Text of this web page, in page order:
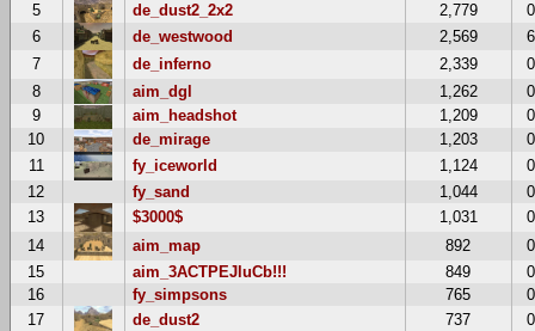
5
de_dust2_2x2 2,779
0
6
de_westwood 2,569
6
7
de_inferno 2,339
0
8
aim_dgl 1,262
0
9
aim_headshot 1,209
0
10
de_mirage 1,203
0
11
fy_iceworld 1,124
0
12
fy_sand 1,044
0
13
$3000$ 1,031
0
14
aim_map 892
0
15
aim_3ACTPEJluCb!!! 849
0
16
fy_simpsons 765
0
17
de_dust2 737
0